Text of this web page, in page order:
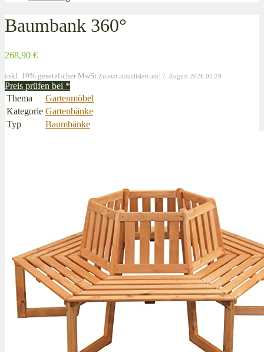
Baumbank 360°
268,90 €
inkl. 19% gesetzlicher MwSt. Zuletzt aktualisiert am: 7. August 2026 05:29
Preis prüfen bei *
Thema
Gartenmöbel
Kategorie Gartenbänke
Typ
Baumbänke